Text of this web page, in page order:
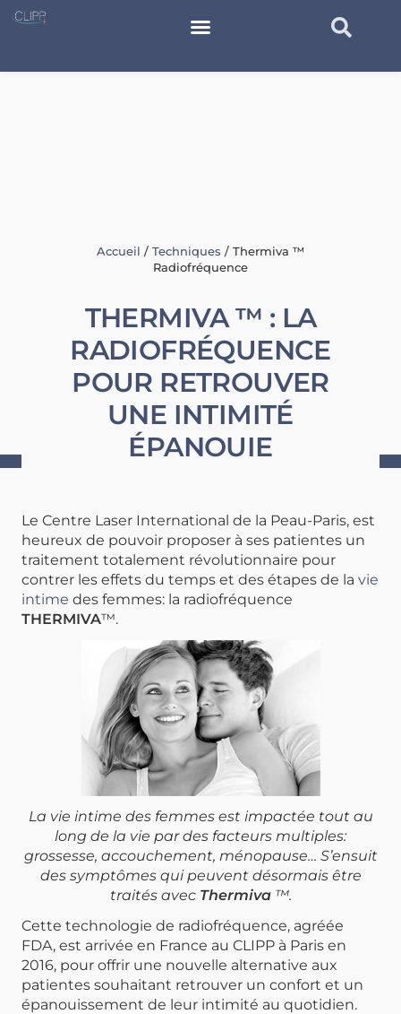
Accueil / Techniques / Thermiva ™
Radiofréquence
THERMIVA ™ : LA
RADIOFRÉQUENCE
POUR RETROUVER
UNE INTIMITÉ
ÉPANOUIE
Le Centre Laser International de la Peau-Paris, est
heureux de pouvoir proposer à ses patientes un
traitement totalement révolutionnaire pour
contrer les effets du temps et des étapes de la vie
intime des femmes: la radiofréquence
THERMIVA™.
La vie intime des femmes est impactée tout au
long de la vie par des facteurs multiples:
grossesse, accouchement, ménopause… S’ensuit
des symptômes qui peuvent désormais être
traités avec Thermiva™.
Cette technologie de radiofréquence, agréée
FDA, est arrivée en France au CLIPP à Paris en
2016, pour offrir une nouvelle alternative aux
patientes souhaitant retrouver un confort et un
épanouissement de leur intimité au quotidien.